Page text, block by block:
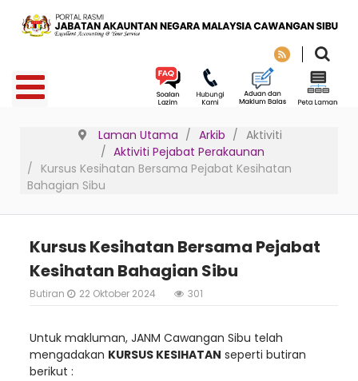
Laman Utama Arkib
Aktiviti
Aktiviti Pejabat Perakaunan
Kursus Kesihatan Bersama Pejabat Kesihatan
Bahagian Sibu
Kursus Kesihatan Bersama Pejabat
Kesihatan Bahagian Sibu
Butiran 22 Oktober 2024 301
Untuk makluman, JANM Cawangan Sibu telah
mengadakan KURSUS KESIHATAN seperti butiran
berikut :